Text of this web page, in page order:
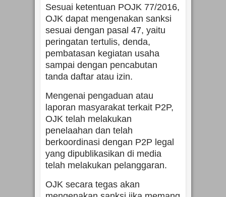
Sesuai ketentuan POJK 77/2016,
OJK dapat mengenakan sanksi
sesuai dengan pasal 47, yaitu
peringatan tertulis, denda,
pembatasan kegiatan usaha
sampai dengan pencabutan
tanda daftar atau izin.
Mengenai pengaduan atau
laporan masyarakat terkait P2P,
OJK telah melakukan
penelaahan dan telah
berkoordinasi dengan P2P legal
yang dipublikasikan di media
telah melakukan pelanggaran.
OJK secara tegas akan